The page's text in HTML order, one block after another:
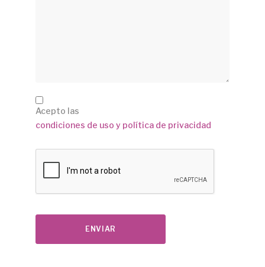
Acepto las
condiciones de uso y política de privacidad